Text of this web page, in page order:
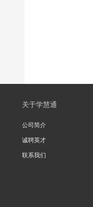
关于学慧通
公司简介
诚聘英才
联系我们